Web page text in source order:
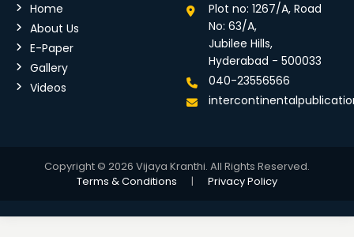
Home
About Us
E-Paper
Gallery
Videos
Plot no: 1267/A, Road
No: 63/A,
Jubilee Hills,
Hyderabad - 500033
040-23556566
Copyright © 2026 Vijaya Kranthi. All Rights Reserved.
Terms & Conditions
| Privacy Policy